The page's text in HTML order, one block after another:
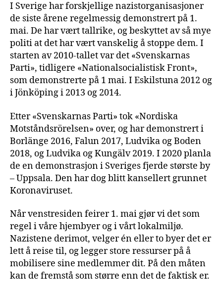
I Sverige har forskjellige nazistorganisasjoner
de siste årene regelmessig demonstrert på 1.
mai. De har vært tallrike, og beskyttet av så mye
politi at det har vært vanskelig å stoppe dem. I
starten av 2010-tallet var det «Svenskarnas
Parti», tidligere «Nationalsocialistisk Front»,
som demonstrerte på 1 mai. I Eskilstuna 2012 og
i Jönköping i 2013 og 2014.
Etter «Svenskarnas Parti» tok «Nordiska
Motståndsrörelsen» over, og har demonstrert i
Borlänge 2016, Falun 2017, Ludvika og Boden
2018, og Ludvika og Kungälv 2019. I 2020 planla
de en demonstrasjon i Sveriges fjerde største by
– Uppsala. Den har dog blitt kansellert grunnet
Koronaviruset.
Når venstresiden feirer 1. mai gjør vi det som
regel i våre hjembyer og i vårt lokalmiljø.
Nazistene derimot, velger én eller to byer det er
lett å reise til, og legger store ressurser på å
mobilisere sine medlemmer dit. På den måten
kan de fremstå som større enn det de faktisk er.